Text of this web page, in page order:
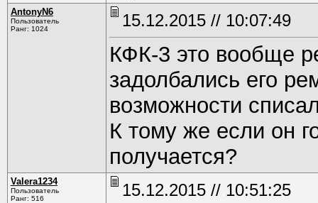
AntonyN6
Пользователь
Ранг: 1024
15.12.2015 // 10:07:49
КФК-3 это вообще
задолбались его
возможности
К тому же если он
получается?
Valera1234
Пользователь
Ранг: 516
15.12.2015 // 10:51:25